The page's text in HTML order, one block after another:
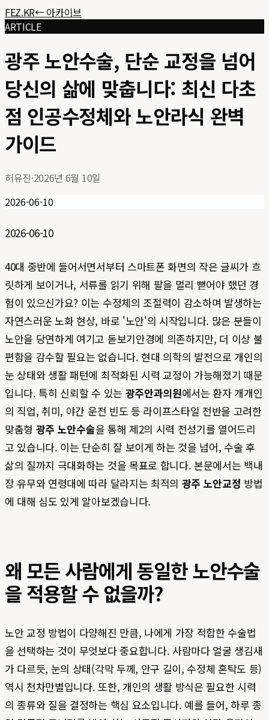
FEZ.KR← 아카이브
ARTICLE
광주 노안수술, 단순 교정을 넘어
당신의 삶에 맞춥니다: 최신 다초
점 인공수정체와 노안라식 완벽
가이드
허유진·2026년 6월 10일
2026-06-10
2026-06-10
40대 중반에 들어서면서부터 스마트폰 화면의 작은 글씨가 흐
릿하게 보이거나, 서류를 읽기 위해 팔을 멀리 뻗어야 했던 경
험이 있으신가요? 이는 수정체의 조절력이 감소하며 발생하는
자연스러운 노화 현상, 바로 '노안'의 시작입니다. 많은 분들이
노안을 당연하게 여기고 돋보기안경에 의존하지만, 더 이상 불
편함을 감수할 필요는 없습니다. 현대 의학의 발전으로 개인의
눈 상태와 생활 패턴에 최적화된 시력 교정이 가능해졌기 때문
입니다. 특히 신뢰할 수 있는 광주안과의원에서는 환자 개개인
의 직업, 취미, 야간 운전 빈도 등 라이프스타일 전반을 고려한
맞춤형 광주 노안수술을 통해 제2의 시력 전성기를 열어드리
고 있습니다. 이는 단순히 잘 보이게 하는 것을 넘어, 수술 후
삶의 질까지 극대화하는 것을 목표로 합니다. 본문에서는 백내
장 유무와 연령대에 따라 달라지는 최적의 광주 노안교정 방법
에 대해 심도 있게 알아보겠습니다.
왜 모든 사람에게 동일한 노안수술
을 적용할 수 없을까?
노안 교정 방법이 다양해진 만큼, 나에게 가장 적합한 수술법
을 선택하는 것이 무엇보다 중요합니다. 사람마다 얼굴 생김새
가 다르듯, 눈의 상태(각막 두께, 안구 길이, 수정체 혼탁도 등)
역시 천차만별입니다. 또한, 개인의 생활 방식은 필요한 시력
의 종류와 질을 결정하는 핵심 요소입니다. 예를 들어, 하루 종